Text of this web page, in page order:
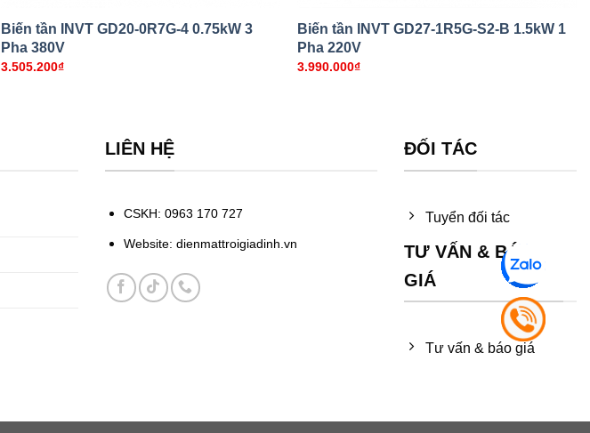
Biến tần INVT GD20-0R7G-4 0.75kW 3
Pha 380V
3.505.200₫
Biến tần INVT GD27-1R5G-S2-B 1.5kW 1
Pha 220V
3.990.000₫
LIÊN HỆ
CSKH: 0963 170 727
Website: dienmattroigiadinh.vn
ĐỐI TÁC
Tuyển đối tác
TƯ VẤN & BÁO
GIÁ
Tư vấn & báo giá